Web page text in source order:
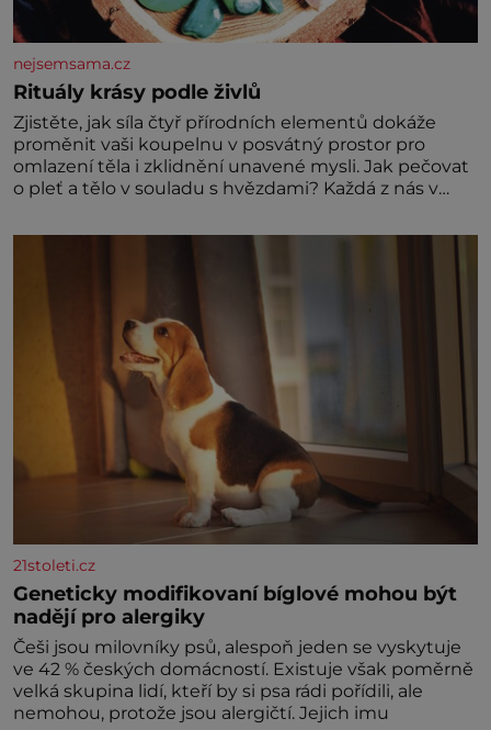
nejsemsama.cz
Rituály krásy podle živlů
Zjistěte, jak síla čtyř přírodních elementů dokáže
proměnit vaši koupelnu v posvátný prostor pro
omlazení těla i zklidnění unavené mysli. Jak pečovat
o pleť a tělo v souladu s hvězdami? Každá z nás v
naší povaze, ale i v potřebách naší pokožky. Ohnivá
znamení Ženy narozené ve znamení Berana, Lva a
Střelce v sobě nesou žár, odvahu a neutuchající elán.
21stoleti.cz
Geneticky modifikovaní bíglové mohou být
nadějí pro alergiky
Češi jsou milovníky psů, alespoň jeden se vyskytuje
ve 42 % českých domácností. Existuje však poměrně
velká skupina lidí, kteří by si psa rádi pořídili, ale
nemohou, protože jsou alergičtí. Jejich imu